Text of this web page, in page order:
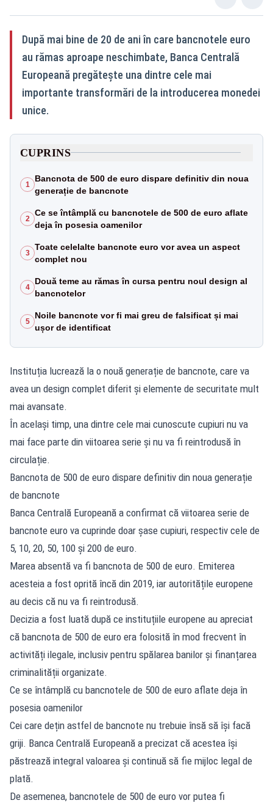
După mai bine de 20 de ani în care bancnotele euro
au rămas aproape neschimbate, Banca Centrală
Europeană pregătește una dintre cele mai
importante transformări de la introducerea monedei
unice.
CUPRINS
1
Bancnota de 500 de euro dispare definitiv din noua
generație de bancnote
2
Ce se întâmplă cu bancnotele de 500 de euro aflate
deja în posesia oamenilor
3
Toate celelalte bancnote euro vor avea un aspect
complet nou
4
Două teme au rămas în cursa pentru noul design al
bancnotelor
5
Noile bancnote vor fi mai greu de falsificat și mai
ușor de identificat
Instituția lucrează la o nouă generație de bancnote, care va
avea un design complet diferit și elemente de securitate mult
mai avansate.
În același timp, una dintre cele mai cunoscute cupiuri nu va
mai face parte din viitoarea serie și nu va fi reintrodusă în
circulație.
Bancnota de 500 de euro dispare definitiv din noua generație
de bancnote
Banca Centrală Europeană a confirmat că viitoarea serie de
bancnote euro va cuprinde doar șase cupiuri, respectiv cele de
5, 10, 20, 50, 100 și 200 de euro.
Marea absentă va fi bancnota de 500 de euro. Emiterea
acesteia a fost oprită încă din 2019, iar autoritățile europene
au decis că nu va fi reintrodusă.
Decizia a fost luată după ce instituțiile europene au apreciat
că bancnota de 500 de euro era folosită în mod frecvent în
activități ilegale, inclusiv pentru spălarea banilor și finanțarea
criminalității organizate.
Ce se întâmplă cu bancnotele de 500 de euro aflate deja în
posesia oamenilor
Cei care dețin astfel de bancnote nu trebuie însă să își facă
griji. Banca Centrală Europeană a precizat că acestea își
păstrează integral valoarea și continuă să fie mijloc legal de
plată.
De asemenea, bancnotele de 500 de euro vor putea fi